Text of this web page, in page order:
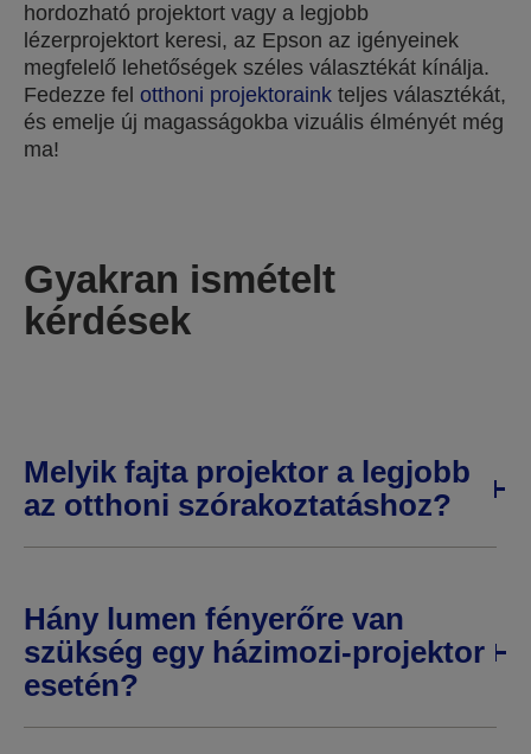
hordozható projektort vagy a legjobb
lézerprojektort keresi, az Epson az igényeinek
megfelelő lehetőségek széles választékát kínálja.
Fedezze fel otthoni projektoraink teljes választékát,
és emelje új magasságokba vizuális élményét még
ma!
Gyakran ismételt
kérdések
Melyik fajta projektor a legjobb
az otthoni szórakoztatáshoz?
Hány lumen fényerőre van
szükség egy házimozi-projektor
esetén?